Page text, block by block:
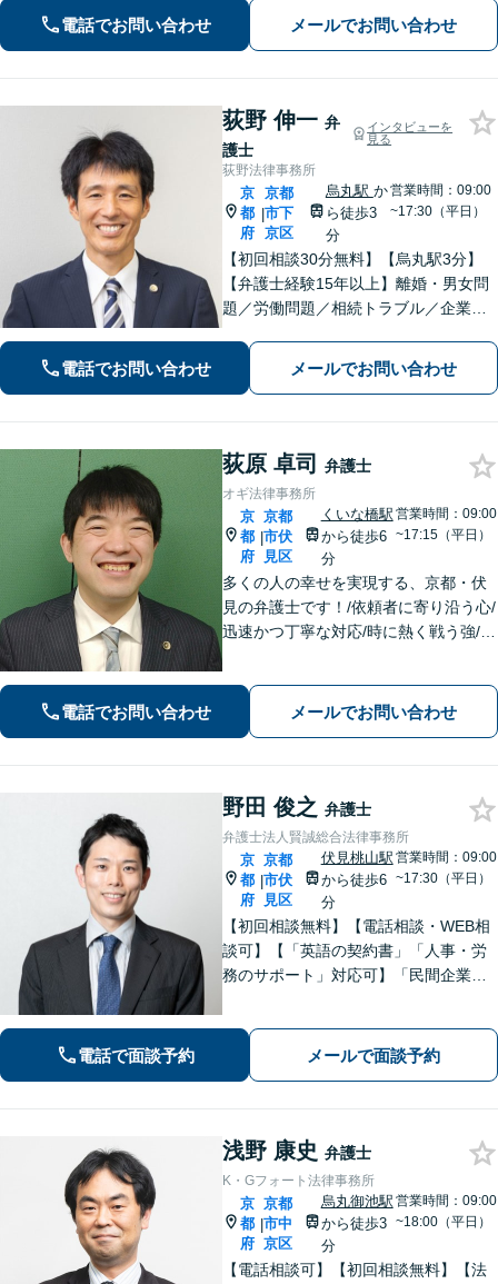
ます。最高の法律サービスを提供する
ために日々研鑽もしています。親切丁
電話でお問い合わせ メールでお問い合わせ
荻野 伸一 弁
護士
インタビューを
見る
荻野法律事務所
京
都
府
|
京都
市下
京区
烏丸駅 か
ら徒歩3
分
営業時間：09:00
~17:30（平日）
【初回相談30分無料】【烏丸駅3分】
【弁護士経験15年以上】離婚・男女問
題／労働問題／相続トラブル／企業法
ケーションで、納得感のある解決を目
指します【宗教法人法務／医療法務も
電話でお問い合わせ メールでお問い合わせ
荻原 卓司 弁護士
オギ法律事務所
京
都
府
|
京都
市伏
見区
くいな橋駅
から徒歩6
分
営業時間：09:00
~17:15（平日）
多くの人の幸せを実現する、京都・伏
見の弁護士です！/依頼者に寄り沿う心/
迅速かつ丁寧な対応/時に熱く戦う強/解
電話でお問い合わせ メールでお問い合わせ
野田 俊之 弁護士
弁護士法人賢誠総合法律事務所
京
都
府
|
京都
市伏
見区
伏見桃山駅
から徒歩6
分
営業時間：09:00
~17:30（平日）
【初回相談無料】【電話相談・WEB相
談可】【「英語の契約書」「人事・労
務のサポート」対応可】「民間企業へ
バイスで経営をサポートします！【休
日・夜間相談あり】
電話で面談予約 メールで面談予約
浅野 康史 弁護士
K・Gフォート法律事務所
京
都
府
|
京都
市中
京区
烏丸御池駅
から徒歩3
分
営業時間：09:00
~18:00（平日）
【電話相談可】【初回相談無料】【法